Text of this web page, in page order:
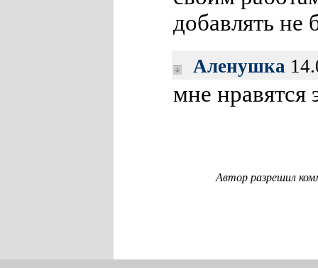
добавлять не
Аленушка
мне нравятся
Автор разрешил